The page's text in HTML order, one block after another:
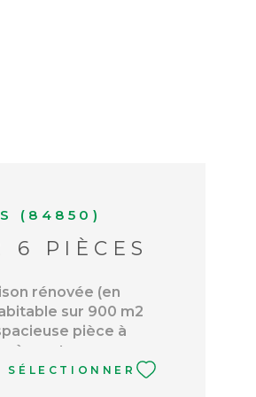
BLOG
(84850)
6 PIÈCES
rénovée (en
sur 900 m2
pièce à
à une terrasse
d 'agréable
SÉLECTIONNER